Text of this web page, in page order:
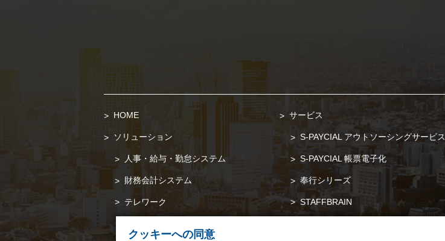
HOME
ソリューション
人事・給与・勤怠システム
財務会計システム
テレワーク
サービス
S-PAYCIAL アウトソーシングサービス
S-PAYCIAL 帳票電子化
奉行シリーズ
STAFFBRAIN
クッキーへの同意